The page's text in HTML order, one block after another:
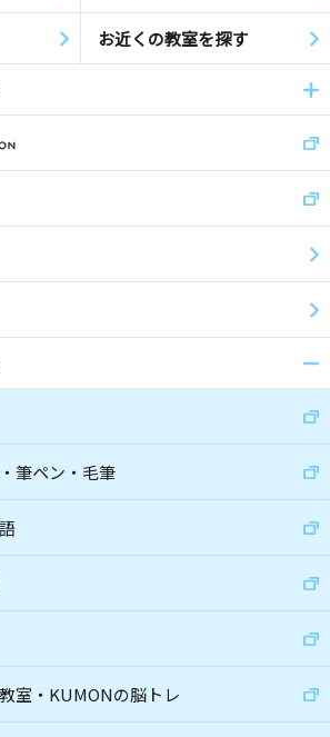
お近くの教室を探す
筆ペン・毛筆
室・KUMONの脳トレ